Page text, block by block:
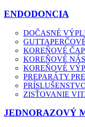
ENDODONCIA
DOČASNÉ
KOREŇOVÉ
KOREŇOVÉ
KOREŇOVÉ
PREPARÁTY
ZISŤOVANIE
JEDNORAZOVÝ